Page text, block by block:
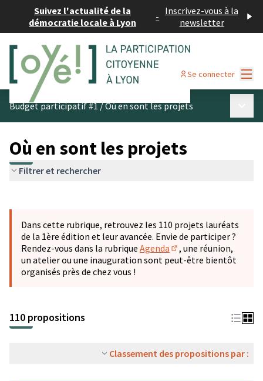
Suivez l'actualité de la
démocratie locale à Lyon
- Inscrivez-vous à la
newsletter
Se connecter
Budget participatif #1/Où en sont les projets
Où en sont les projets
Filtrer et rechercher
−
Dans cette rubrique, retrouvez les 110 projets lauréats
de la 1ère édition et leur avancée. Envie de participer ?
Rendez-vous dans la rubrique Agenda
(S'ouvre dans un
, une réunion,
un atelier ou une inauguration sont peut-être bientôt
organisés près de chez vous !
110 propositions
Classement des propositions par :